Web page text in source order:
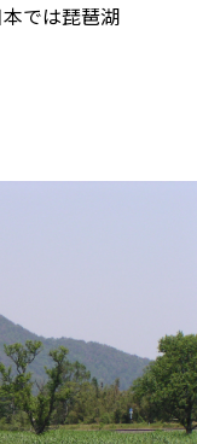
では琵琶湖